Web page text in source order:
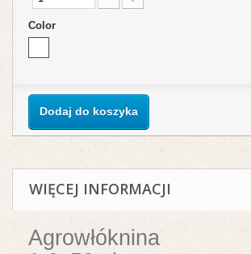
Color
Dodaj do koszyka
WIĘCEJ INFORMACJI
Agrowłóknina